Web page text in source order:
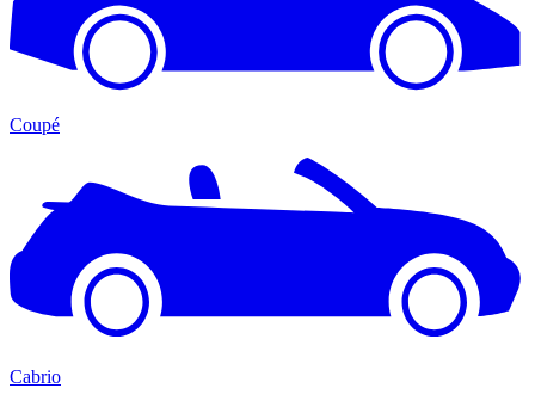
Coupé
Cabrio